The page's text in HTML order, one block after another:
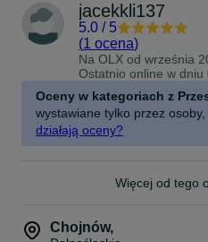
jacekkli137
5.0 / 5
(1 ocena)
Na OLX od września
Ostatnio online w dniu
Oceny w kategoriach z
wystawiane tylko przez osoby,
działają oceny?
Więcej od tego
Chojnów,